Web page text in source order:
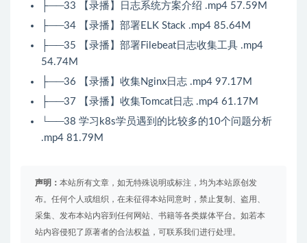
├──33 【录播】日志系统方案介绍 .mp4 57.59M
├──34 【录播】部署ELK Stack .mp4 85.64M
├──35 【录播】部署Filebeat日志收集工具 .mp4
54.74M
├──36 【录播】收集Nginx日志 .mp4 97.17M
├──37 【录播】收集Tomcat日志 .mp4 61.17M
└──38 学习k8s学员遇到的比较多的10个问题分析
.mp4 81.79M
声明： 本站所有文章，如无特殊说明或标注，均为本站原创发
布。任何个人或组织，在未征得本站同意时，禁止复制、盗用、
采集、发布本站内容到任何网站、书籍等各类媒体平台。如若本
站内容侵犯了原著者的合法权益，可联系我们进行处理。